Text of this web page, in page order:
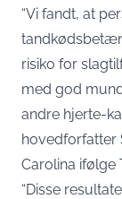
“Vi fandt, at
risiko for
med god
andre hjerte-
hovedforfatter
Carolina ifølge
“Disse